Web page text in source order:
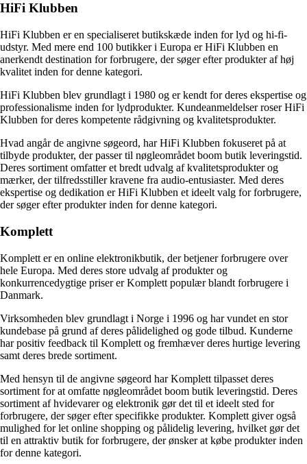
HiFi Klubben
HiFi Klubben er en specialiseret butikskæde inden for lyd og hi-fi-
udstyr. Med mere end 100 butikker i Europa er HiFi Klubben en
anerkendt destination for forbrugere, der søger efter produkter af høj
kvalitet inden for denne kategori.
HiFi Klubben blev grundlagt i 1980 og er kendt for deres ekspertise og
professionalisme inden for lydprodukter. Kundeanmeldelser roser HiFi
Klubben for deres kompetente rådgivning og kvalitetsprodukter.
Hvad angår de angivne søgeord, har HiFi Klubben fokuseret på at
tilbyde produkter, der passer til nøgleområdet boom butik leveringstid.
Deres sortiment omfatter et bredt udvalg af kvalitetsprodukter og
mærker, der tilfredsstiller kravene fra audio-entusiaster. Med deres
ekspertise og dedikation er HiFi Klubben et ideelt valg for forbrugere,
der søger efter produkter inden for denne kategori.
Komplett
Komplett er en online elektronikbutik, der betjener forbrugere over
hele Europa. Med deres store udvalg af produkter og
konkurrencedygtige priser er Komplett populær blandt forbrugere i
Danmark.
Virksomheden blev grundlagt i Norge i 1996 og har vundet en stor
kundebase på grund af deres pålidelighed og gode tilbud. Kunderne
har positiv feedback til Komplett og fremhæver deres hurtige levering
samt deres brede sortiment.
Med hensyn til de angivne søgeord har Komplett tilpasset deres
sortiment for at omfatte nøgleområdet boom butik leveringstid. Deres
sortiment af hvidevarer og elektronik gør det til et ideelt sted for
forbrugere, der søger efter specifikke produkter. Komplett giver også
mulighed for let online shopping og pålidelig levering, hvilket gør det
til en attraktiv butik for forbrugere, der ønsker at købe produkter inden
for denne kategori.